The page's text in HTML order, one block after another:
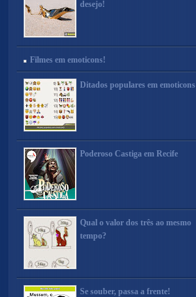
desejo!
Filmes em emoticons!
Ditados populares em emoticons
Poderoso Castiga em Recife
Qual o valor dos três ao mesmo
tempo?
Se souber, passa a frente!